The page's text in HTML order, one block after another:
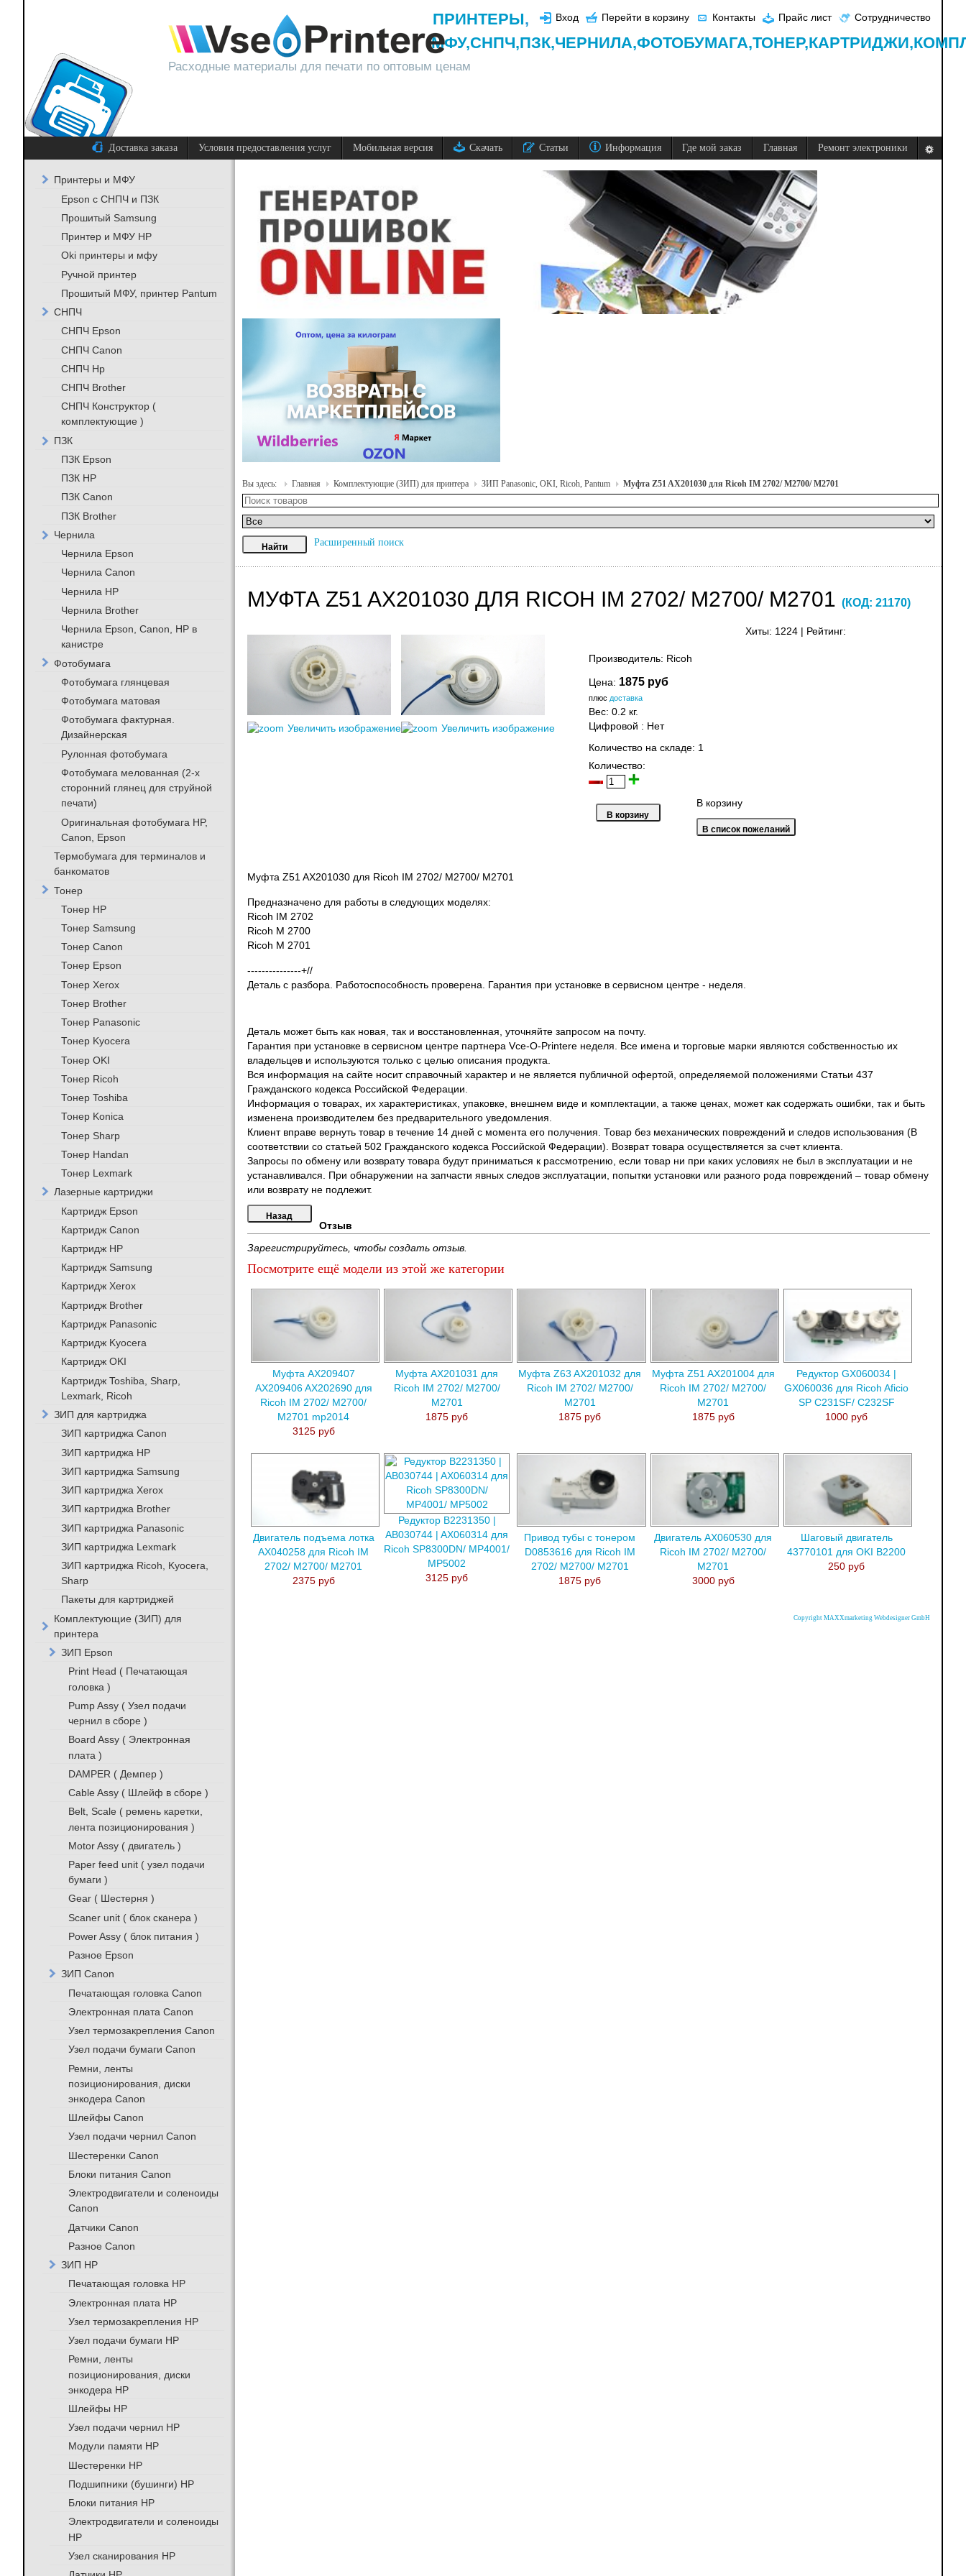
Расходные материалы для печати по оптовым ценам
Вход Перейти в корзину Контакты Прайс лист Сотрудничество
ПРИНТЕРЫ,
МФУ,СНПЧ,ПЗК,ЧЕРНИЛА,ФОТОБУМАГА,ТОНЕР,КАРТРИДЖИ,
Доставка заказа Условия предоставления услуг Мобильная версия Скачать Статьи Информация Где мой заказ Главная Ремонт электроники
Вы здесь: Главная Комплектующие (ЗИП) для принтера ЗИП Panasonic, OKI, Ricoh, Pantum Муфта Z51 AX201030 для Ricoh IM 2702/ M2700/ M2701
Расширенный поиск
МУФТА Z51 AX201030 ДЛЯ RICOH IM 2702/ M2700/ M2701 (КОД: 21170)
Хиты: 1224 Рейтинг:
Увеличить изображение Увеличить изображение
Производитель: Ricoh
Цена: 1875 руб
плюс доставка
Вес: 0.2 кг.
Цифровой : Нет
Количество на складе: 1
Количество:
В корзину
Муфта Z51 AX201030 для Ricoh IM 2702/ M2700/ M2701
Предназначено для работы в следующих моделях:
Ricoh IM 2702
Ricoh M 2700
Ricoh M 2701
---------------+//
Деталь с разбора. Работоспособность проверена. Гарантия при установке в сервисном центре - неделя.
Деталь может быть как новая, так и восстановленная, уточняйте запросом на почту.
Гарантия при установке в сервисном центре партнера Vce-O-Printere неделя. Все имена и торговые марки являются собственностью их
владельцев и используются только с целью описания продукта.
Вся информация на сайте носит справочный характер и не является публичной офертой, определяемой положениями Статьи 437
Гражданского кодекса Российской Федерации.
Информация о товарах, их характеристиках, упаковке, внешнем виде и комплектации, а также ценах, может как содержать ошибки, так и быть
изменена производителем без предварительного уведомления.
Клиент вправе вернуть товар в течение 14 дней с момента его получения. Товар без механических повреждений и следов использования (В
соответствии со статьей 502 Гражданского кодекса Российской Федерации). Возврат товара осуществляется за счет клиента.
Запросы по обмену или возврату товара будут приниматься к рассмотрению, если товар ни при каких условиях не был в эксплуатации и не
устанавливался. При обнаружении на запчасти явных следов эксплуатации, попытки установки или разного рода повреждений – товар обмену
или возврату не подлежит.
Отзыв
Зарегистрируйтесь, чтобы создать отзыв.
Посмотрите ещё модели из этой же категории
Муфта AX209407
AX209406 AX202690 для
Ricoh IM 2702/ M2700/
M2701 mp2014
3125 руб
Муфта AX201031 для
Ricoh IM 2702/ M2700/
M2701
1875 руб
Муфта Z63 AX201032 для
Ricoh IM 2702/ M2700/
M2701
1875 руб
Муфта Z51 AX201004 для
Ricoh IM 2702/ M2700/
M2701
1875 руб
Редуктор GX060034 |
GX060036 для Ricoh Aficio
SP C231SF/ C232SF
1000 руб
Двигатель подъема лотка
AX040258 для Ricoh IM
2702/ M2700/ M2701
2375 руб
Редуктор B2231350 |
AB030744 | AX060314 для
Ricoh SP8300DN/ MP4001/
MP5002
3125 руб
Привод тубы с тонером
D0853616 для Ricoh IM
2702/ M2700/ M2701
1875 руб
Двигатель AX060530 для
Ricoh IM 2702/ M2700/
M2701
3000 руб
Шаговый двигатель
43770101 для OKI B2200
250 руб
Copyright MAXXmarketing Webdesigner GmbH
Принтеры и МФУ
Epson с СНПЧ и ПЗК
Прошитый Samsung
Принтер и МФУ HP
Oki принтеры и мфу
Ручной принтер
Прошитый МФУ, принтер Pantum
СНПЧ
СНПЧ Epson
СНПЧ Canon
СНПЧ Hp
СНПЧ Brother
СНПЧ Конструктор (
комплектующие )
ПЗК
ПЗК Epson
ПЗК HP
ПЗК Canon
ПЗК Brother
Чернила
Чернила Epson
Чернила Canon
Чернила HP
Чернила Brother
Чернила Epson, Canon, HP в
канистре
Фотобумага
Фотобумага глянцевая
Фотобумага матовая
Фотобумага фактурная.
Дизайнерская
Рулонная фотобумага
Фотобумага мелованная (2-х
сторонний глянец для струйной
печати)
Оригинальная фотобумага HP,
Canon, Epson
Термобумага для терминалов и
банкоматов
Тонер
Тонер HP
Тонер Samsung
Тонер Canon
Тонер Epson
Тонер Xerox
Тонер Brother
Тонер Panasonic
Тонер Kyocera
Тонер OKI
Тонер Ricoh
Тонер Toshiba
Тонер Konica
Тонер Sharp
Тонер Handan
Тонер Lexmark
Лазерные картриджи
Картридж Epson
Картридж Canon
Картридж HP
Картридж Samsung
Картридж Xerox
Картридж Brother
Картридж Panasonic
Картридж Kyocera
Картридж OKI
Картридж Toshiba, Sharp,
Lexmark, Ricoh
ЗИП для картриджа
ЗИП картриджа Canon
ЗИП картриджа HP
ЗИП картриджа Samsung
ЗИП картриджа Xerox
ЗИП картриджа Brother
ЗИП картриджа Panasonic
ЗИП картриджа Lexmark
ЗИП картриджа Ricoh, Kyocera,
Sharp
Пакеты для картриджей
Комплектующие (ЗИП) для
принтера
ЗИП Epson
Print Head ( Печатающая
головка )
Pump Assy ( Узел подачи
чернил в сборе )
Board Assy ( Электронная
плата )
DAMPER ( Демпер )
Cable Assy ( Шлейф в сборе )
Belt, Scale ( ремень каретки,
лента позиционирования )
Motor Assy ( двигатель )
Paper feed unit ( узел подачи
бумаги )
Gear ( Шестерня )
Scaner unit ( блок сканера )
Power Assy ( блок питания )
Разное Epson
ЗИП Canon
Печатающая головка Canon
Электронная плата Canon
Узел термозакрепления Canon
Узел подачи бумаги Canon
Ремни, ленты
позиционирования, диски
энкодера Canon
Шлейфы Canon
Узел подачи чернил Canon
Шестеренки Canon
Блоки питания Canon
Электродвигатели и соленоиды
Canon
Датчики Canon
Разное Canon
ЗИП HP
Печатающая головка HP
Электронная плата HP
Узел термозакрепления HP
Узел подачи бумаги HP
Ремни, ленты
позиционирования, диски
энкодера HP
Шлейфы HP
Узел подачи чернил HP
Модули памяти HP
Шестеренки HP
Подшипники (бушинги) HP
Блоки питания HP
Электродвигатели и соленоиды
HP
Узел сканирования HP